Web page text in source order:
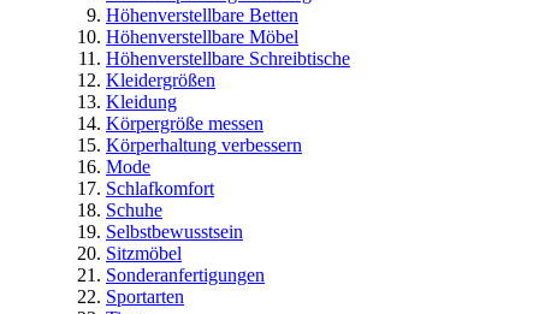
Höhenverstellbare Betten
Höhenverstellbare Möbel
Höhenverstellbare Schreibtische
Kleidergrößen
Kleidung
Körpergröße messen
Körperhaltung verbessern
Mode
Schlafkomfort
Schuhe
Selbstbewusstsein
Sitzmöbel
Sonderanfertigungen
Sportarten